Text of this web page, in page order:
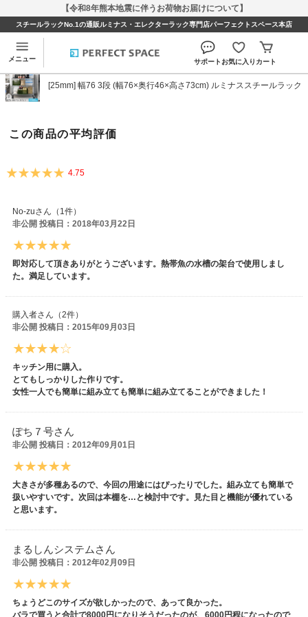
【令和8年熊本地震に伴うお荷物お届けについて】
スチールラックNo.1の通販ルミナス・エレクターラック専門店パーフェクトスペース本店
メニュー サポートお気に入り カート
[25mm] 幅76 3段 (幅76×奥行46×高さ73cm) ルミナ
ススチールラックのレビュー
[25mm] 幅76 3段 (幅76×奥行46×高さ73cm) ルミナススチールラック
この商品の平均評価
4.75
No-zuさん（1件）
非公開 投稿日：2018年03月22日
即対応して頂きありがとうございます。熱帯魚の水槽の架台で使用しまし
た。満足しています。
購入者さん（2件）
非公開 投稿日：2015年09月03日
キッチン用に購入。
とてもしっかりした作りです。
女性一人でも簡単に組み立ても簡単に組み立てることができました！
ぽち７号さん
非公開 投稿日：2012年09月01日
大きさが多種あるので、今回の用途にはぴったりでした。組み立ても簡単で
扱いやすいです。次回は本棚を…と検討中です。見た目と機能が優れている
と思います。
まるしんシステムさん
非公開 投稿日：2012年02月09日
ちょうどこのサイズが欲しかったので、あって良かった。